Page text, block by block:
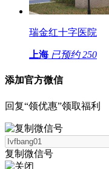
瑞金红十字医院
上海 已预约 250
添加官方微信
回复“领优惠”领取福利
复制微信号